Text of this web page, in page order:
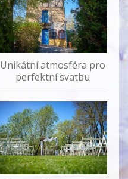
Unikátní atmosféra pro
perfektní svatbu